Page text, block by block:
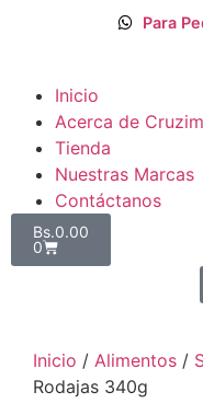
Para
Inicio
Acerca de
Tienda
Nuestras Marcas
Contáctanos
Bs.0.00
0
Inicio / Alimentos /
Rodajas 340g